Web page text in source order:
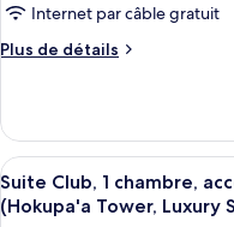
Premier
club,
océan
Premier
Suite)
chambre :
Suite
Internet par câble gratuit
Plus de détails
Plus
le
type
de
chambre
Suite
Afficher
toutes
6
Suite Club, 1 chambre,
(Hokupa'a Tower, Luxury